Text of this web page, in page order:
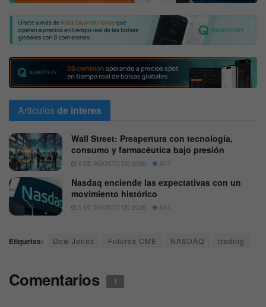
Articulosde interes
Wall Street: Preapertura con tecnología,
consumo y farmacéutica bajo presión
6 DE AGOSTO DE 2026 577
Nasdaq enciende las expectativas con un
movimiento histórico
5 DE AGOSTO DE 2026 584
Etiquetas: Dow Jones Futuros CME NASDAQ trading
Comentarios 1